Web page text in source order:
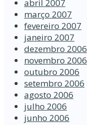
abril 2007
março 2007
fevereiro 2007
janeiro 2007
dezembro 2006
novembro 2006
outubro 2006
setembro 2006
agosto 2006
julho 2006
junho 2006